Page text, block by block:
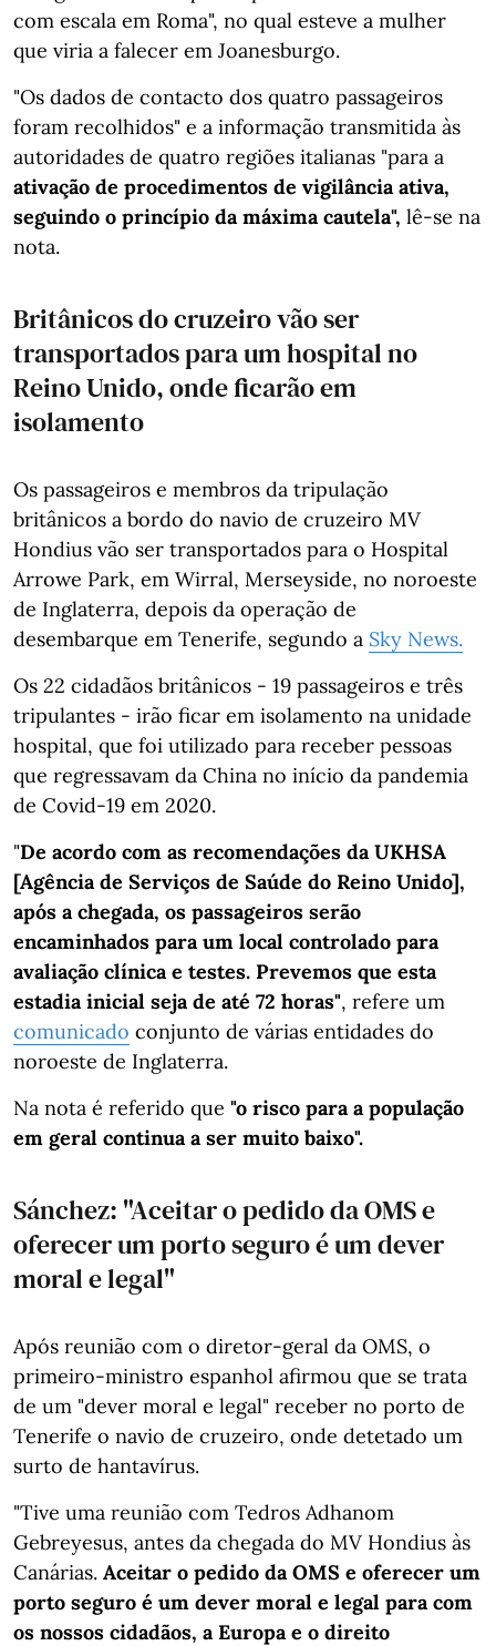
com escala em Roma", no qual esteve a mulher
que viria a falecer em Joanesburgo.
"Os dados de contacto dos quatro passageiros
foram recolhidos" e a informação transmitida às
autoridades de quatro regiões italianas "para a
ativação de procedimentos de vigilância ativa,
seguindo o princípio da máxima cautela", lê-se na
nota.
Britânicos do cruzeiro vão ser
transportados para um hospital no
Reino Unido, onde ficarão em
isolamento
Os passageiros e membros da tripulação
britânicos a bordo do navio de cruzeiro MV
Hondius vão ser transportados para o Hospital
Arrowe Park, em Wirral, Merseyside, no noroeste
de Inglaterra, depois da operação de
desembarque em Tenerife, segundo a Sky News.
Os 22 cidadãos britânicos - 19 passageiros e três
tripulantes - irão ficar em isolamento na unidade
hospital, que foi utilizado para receber pessoas
que regressavam da China no início da pandemia
de Covid-19 em 2020.
"De acordo com as recomendações da UKHSA
[Agência de Serviços de Saúde do Reino Unido],
após a chegada, os passageiros serão
encaminhados para um local controlado para
avaliação clínica e testes. Prevemos que esta
estadia inicial seja de até 72 horas", refere um
comunicado conjunto de várias entidades do
noroeste de Inglaterra.
Na nota é referido que "o risco para a população
em geral continua a ser muito baixo".
Sánchez: "Aceitar o pedido da OMS e
oferecer um porto seguro é um dever
moral e legal"
Após reunião com o diretor-geral da OMS, o
primeiro-ministro espanhol afirmou que se trata
de um "dever moral e legal" receber no porto de
Tenerife o navio de cruzeiro, onde detetado um
surto de hantavírus.
"Tive uma reunião com Tedros Adhanom
Gebreyesus, antes da chegada do MV Hondius às
Canárias. Aceitar o pedido da OMS e oferecer um
porto seguro é um dever moral e legal para com
os nossos cidadãos, a Europa e o direito